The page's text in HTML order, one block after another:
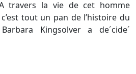
travers la vie de cet homme
tout un pan de l’histoire du
Kingsolver a de´cide´